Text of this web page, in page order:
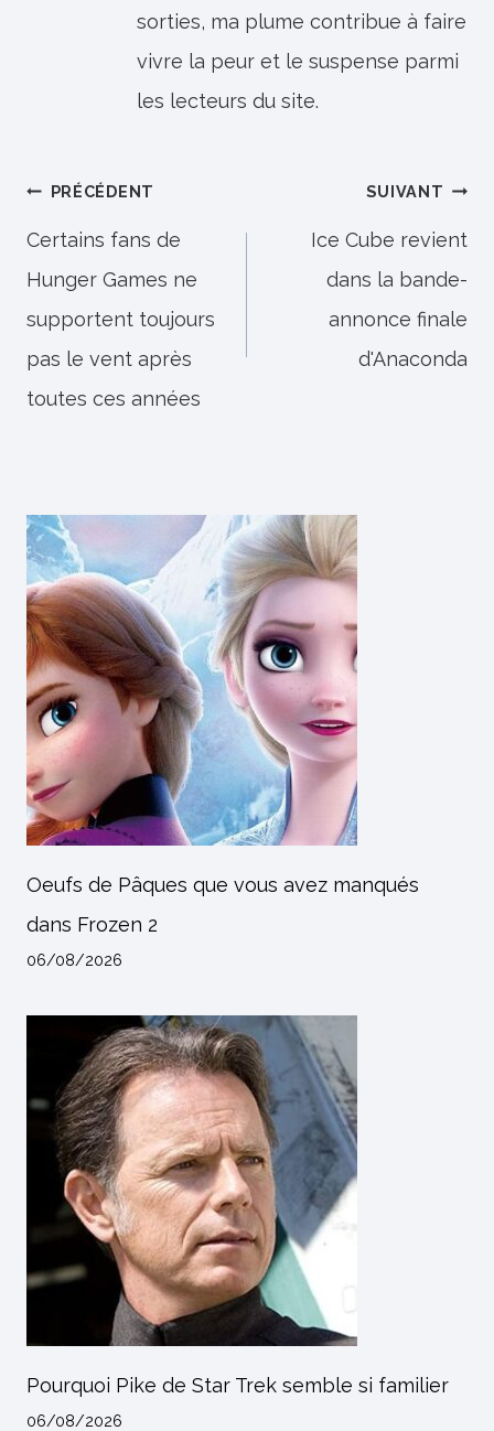
sorties, ma plume contribue à faire
vivre la peur et le suspense parmi
les lecteurs du site.
Navigation
de
l’article
PRÉCÉDENT
Certains fans de
Hunger Games ne
supportent toujours
pas le vent après
toutes ces années
SUIVANT
Ice Cube revient
dans la bande-
annonce finale
d'Anaconda
Oeufs de Pâques que vous avez manqués
dans Frozen 2
06/08/2026
Pourquoi Pike de Star Trek semble si familier
06/08/2026